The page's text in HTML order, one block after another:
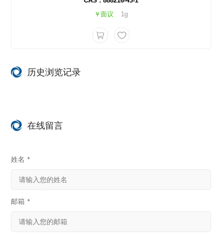
￥面议
1g
历史浏览记录
在线留言
姓名 *
邮箱 *